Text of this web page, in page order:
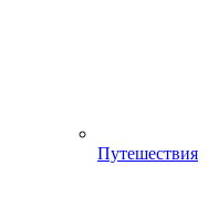
Путешествия